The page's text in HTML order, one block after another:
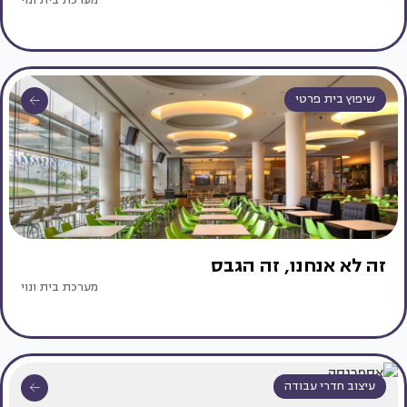
שיפוץ בית פרטי
זה לא אנחנו, זה הגבס
מערכת בית ונוי
עיצוב חדרי עבודה